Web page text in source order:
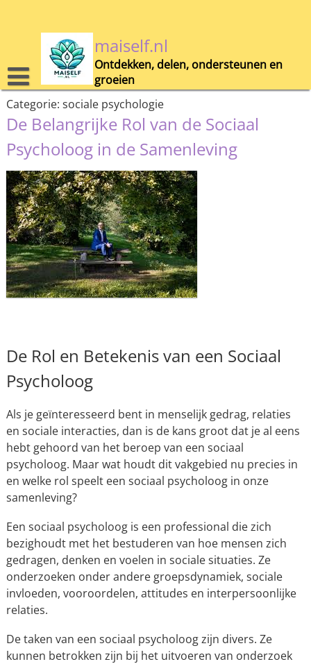
maiself.nl
Ontdekken, delen, ondersteunen en
groeien
Categorie: sociale psychologie
De Belangrijke Rol van de Sociaal
Psycholoog in de Samenleving
De Rol en Betekenis van een Sociaal
Psycholoog
Als je geïnteresseerd bent in menselijk gedrag, relaties
en sociale interacties, dan is de kans groot dat je al eens
hebt gehoord van het beroep van een sociaal
psycholoog. Maar wat houdt dit vakgebied nu precies in
en welke rol speelt een sociaal psycholoog in onze
samenleving?
Een sociaal psycholoog is een professional die zich
bezighoudt met het bestuderen van hoe mensen zich
gedragen, denken en voelen in sociale situaties. Ze
onderzoeken onder andere groepsdynamiek, sociale
invloeden, vooroordelen, attitudes en interpersoonlijke
relaties.
De taken van een sociaal psycholoog zijn divers. Ze
kunnen betrokken zijn bij het uitvoeren van onderzoek